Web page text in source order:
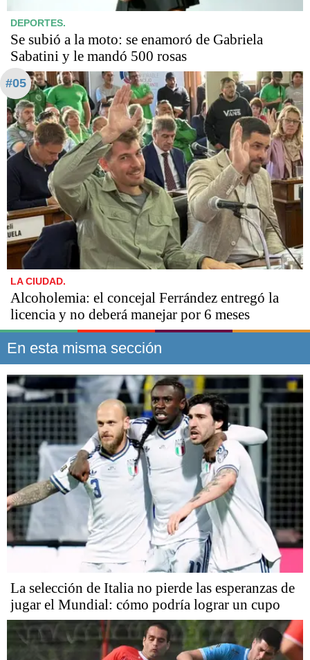
DEPORTES.
Se subió a la moto: se enamoró de Gabriela
Sabatini y le mandó 500 rosas
#05
LA CIUDAD.
Alcoholemia: el concejal Ferrández entregó la
licencia y no deberá manejar por 6 meses
En esta misma sección
La selección de Italia no pierde las esperanzas de
jugar el Mundial: cómo podría lograr un cupo